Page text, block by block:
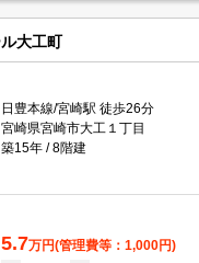
大工町
日豊本線/宮崎駅 徒歩26分
宮崎県宮崎市大工１丁目
築15年
8階建
5.7万円(管理費等：1,000円)